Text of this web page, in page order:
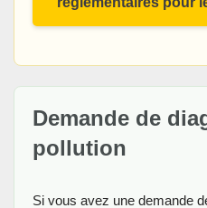
Demande de
pollution
Si vous avez une demande